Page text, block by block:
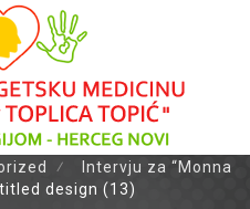
⁄
Intervju za “Monna
design (13)